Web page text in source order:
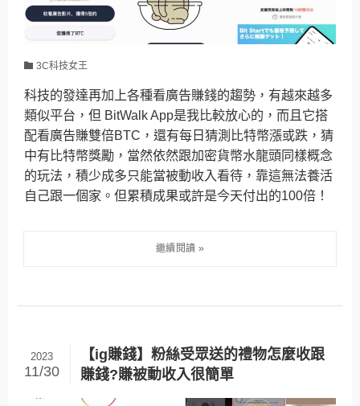
3C科技女王
科技的發達再加上各種看廣告賺錢的趨勢，有越來越多
類似平台，但 BitWalk App是我比較放心的，而且它搭
配看廣告賺雙倍BTC，還有每日猜測比特幣漲或跌，猜
中有比特幣獎勵，當然依然跟加密貨幣水龍頭同樣概念
的玩法，積少成多只能當被動收入看待，靠這無法養活
自己跟一個家。但累積成果或許是今天付出的100倍！
【ig賺錢】粉絲受眾送的禮物怎麼收跟
賺錢?賺被動收入很簡單
2023
11/30